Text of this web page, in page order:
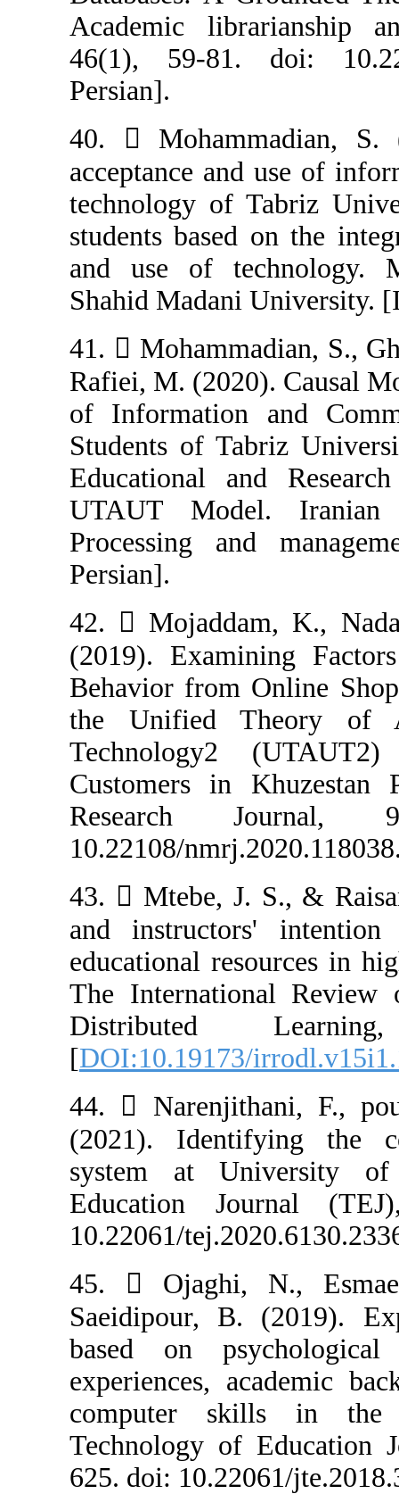
Academic
46(1), 59-81.
40. 
acceptance
technology of
students based
and use of
Shahid Madani
41. 
Rafiei, M.
of Information
Students of
Educational
UTAUT
Processing
42. 
(2019).
Behavior from
the Unified
Technology2
Customers in
Research
10.22108/
43.  Mtebe, J.
and
educational
The
[
44. 
(2021).
system at
Education
10.22061/
45.  Ojaghi,
Saeidipour,
based on
experiences,
computer
Technology
625. doi: